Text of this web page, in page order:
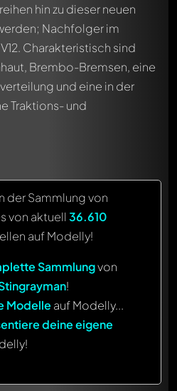
hin zu dieser neuen
Nachfolger im
Charakteristisch sind
Brembo-Bremsen, eine
und eine in der
Traktions- und
der Sammlung von
von aktuell36.610
auf Modelly!
Sammlungvon
!
Modelle auf Modelly...
deine eigene